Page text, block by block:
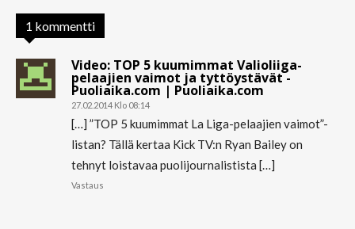
1 kommentti
Video: TOP 5 kuumimmat Valioliiga-
pelaajien vaimot ja tyttöystävät -
Puoliaika.com | Puoliaika.com
27.02.2014 Klo 08:14
[…] ”TOP 5 kuumimmat La Liga-pelaajien vaimot”-
listan? Tällä kertaa Kick TV:n Ryan Bailey on
tehnyt loistavaa puolijournalistista […]
Vastaus